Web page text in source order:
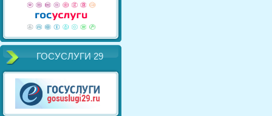
ГОСУСЛУГИ 29